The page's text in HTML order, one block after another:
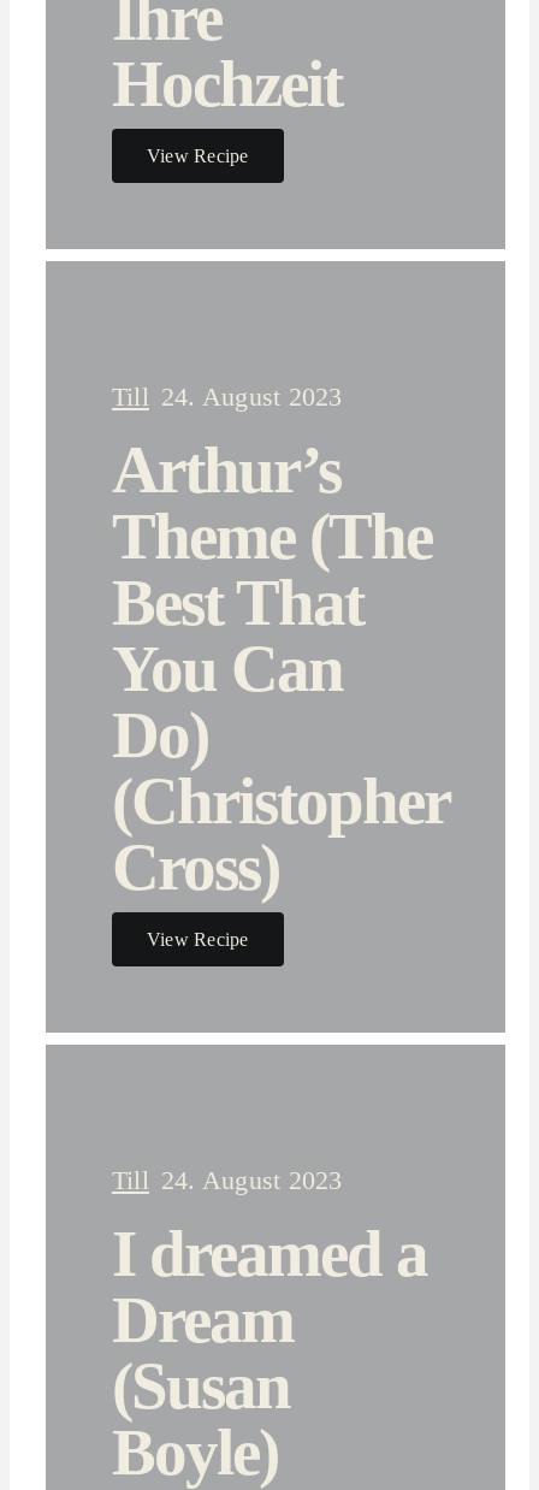
Ihre
Hochzeit
View Recipe
Till 24. August 2023
Arthur’s
Theme (The
Best That
You Can
Do)
(Christopher
Cross)
View Recipe
Till 24. August 2023
I dreamed a
Dream
(Susan
Boyle)